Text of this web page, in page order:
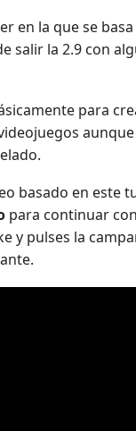
en la que se
salir la 2.9 con
para
basado en este
para continuar
y pulses la